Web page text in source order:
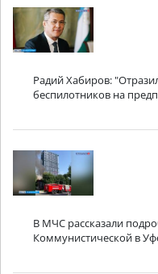
Радий Хабиров:
беспилотников на
В МЧС рассказали
Коммунистической в